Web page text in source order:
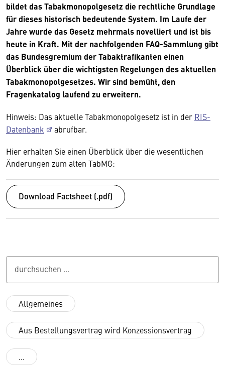
bildet das Tabakmonopolgesetz die rechtliche Grundlage
für dieses historisch bedeutende System. Im Laufe der
Jahre wurde das Gesetz mehrmals novelliert und ist bis
heute in Kraft. Mit der nachfolgenden FAQ-Sammlung gibt
das Bundesgremium der Tabaktrafikanten einen
Überblick über die wichtigsten Regelungen des aktuellen
Tabakmonopolgesetzes. Wir sind bemüht, den
Fragenkatalog laufend zu erweitern.
Hinweis: Das aktuelle Tabakmonopolgesetz ist in der RIS-
Datenbank
abrufbar.
Hier erhalten Sie einen Überblick über die wesentlichen
Änderungen zum alten TabMG:
Download Factsheet (.pdf)
durchsuchen ...
Allgemeines
Aus Bestellungsvertrag wird Konzessionsvertrag
...